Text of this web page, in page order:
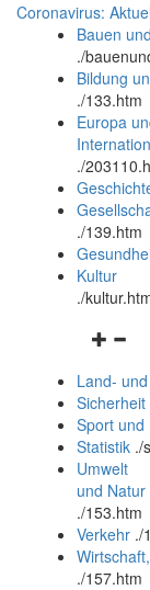
Coronavirus:
Bauen
./
Bildung
./133.htm
Europa
./
./139.htm
Kultur
./
und
Land-
Sport und
Statistik ./
Umwelt
und Natur
./153.htm
Verkehr ./
./157.htm